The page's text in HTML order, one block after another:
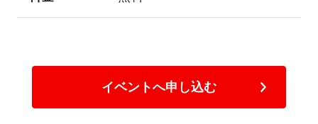
イベントへ申し込む